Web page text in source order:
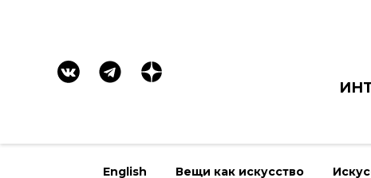
English Вещи как искусство